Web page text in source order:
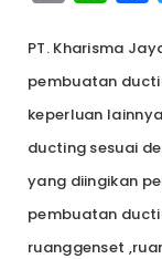
PT. Kharisma
pembuatan
keperluan
ducting sesuai
yang diingikan
pembuatan
ruanggenset